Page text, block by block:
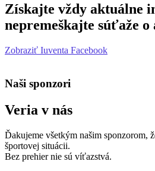
Získajte vždy aktuálne
nepremeškajte súťaže
Zobraziť Iuventa Facebook
Naši sponzori
Veria v nás
Ďakujeme všetkým našim sponzorom,
športovej situácii.
Bez prehier nie sú víťazstvá.